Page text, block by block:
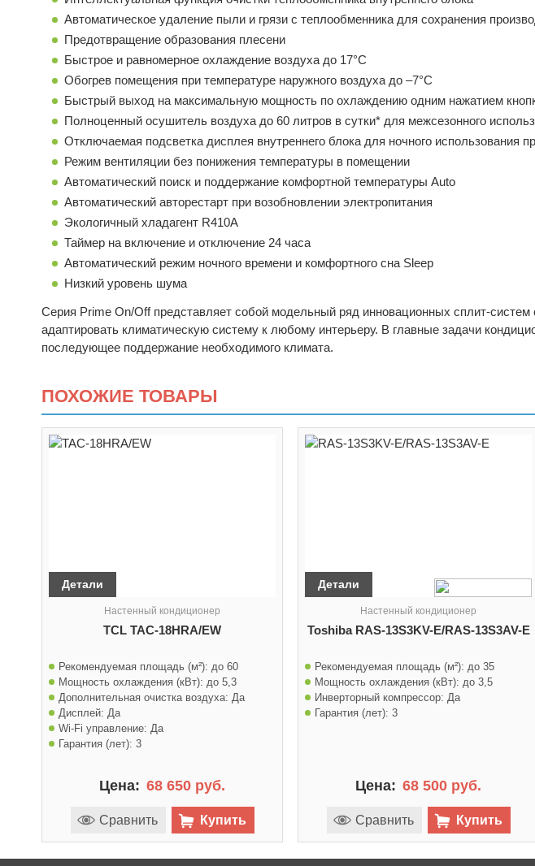
Автоматическое удаление пыли и грязи с теплообменника для сохранения
Предотвращение образования плесени
Быстрое и равномерное охлаждение воздуха до 17°С
Обогрев помещения при температуре наружного воздуха до –7°С
Быстрый выход на максимальную мощность по охлаждению одним нажатием
Полноценный осушитель воздуха до 60 литров в сутки* для межсезонного
Отключаемая подсветка дисплея внутреннего блока для ночного использования
Режим вентиляции без понижения температуры в помещении
Автоматический поиск и поддержание комфортной температуры Auto
Автоматический авторестарт при возобновлении электропитания
Экологичный хладагент R410A
Таймер на включение и отключение 24 часа
Автоматический режим ночного времени и комфортного сна Sleep
Низкий уровень шума
Серия Prime On/Off представляет собой модельный ряд инновационных сплит-
адаптировать климатическую систему к любому интерьеру. В главные задачи
последующее поддержание необходимого климата.
ПОХОЖИЕ ТОВАРЫ
Детали
Настенный кондиционер
TCL TAC-18HRA/EW
Рекомендуемая площадь (м²): до 60
Мощность охлаждения (кВт): до 5,3
Дополнительная очистка воздуха: Да
Дисплей: Да
Wi-Fi управление: Да
Гарантия (лет): 3
Цена: 68 650 руб.
Сравнить Купить
Детали
Настенный кондиционер
Toshiba RAS-13S3KV-E/RAS-13S3AV-E
Рекомендуемая площадь (м²): до 35
Мощность охлаждения (кВт): до 3,5
Инверторный компрессор: Да
Гарантия (лет): 3
Цена: 68 500 руб.
Сравнить Купить